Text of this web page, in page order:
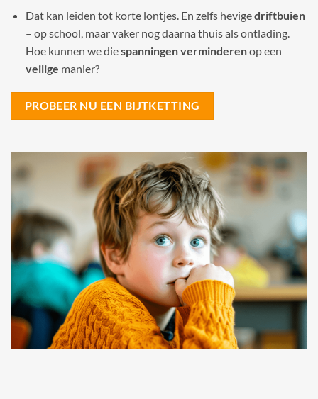
Dat kan leiden tot korte lontjes. En zelfs hevigedriftbuien
– op school, maar vaker nog daarna thuis als ontlading.
Hoe kunnen we diespanningen verminderenop een
veilige manier?
PROBEER NU EEN BIJTKETTING